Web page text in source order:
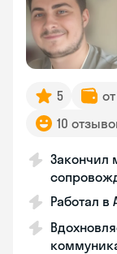
5
10
Закончил
Работал в